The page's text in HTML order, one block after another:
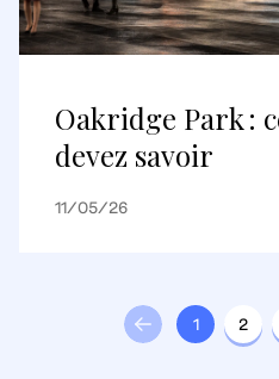
Oakridge Park :
devez savoir
11/05/26
1 2